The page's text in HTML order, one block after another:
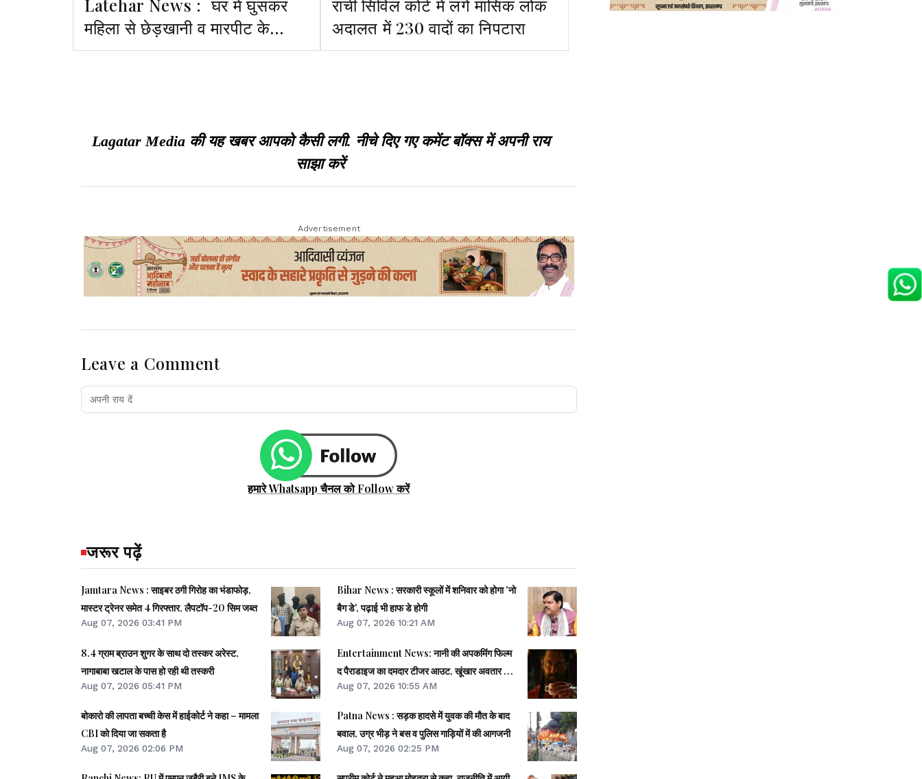
Latehar News : घर में घुसकर
महिला से छेड़खानी व मारपीट के
आरोप, SP से शिकायत
रांची सिविल कोर्ट में लगे मासिक लोक
अदालत में 230 वादों का निपटारा
Lagatar Media की यह खबर आपको कैसी लगी. नीचे दिए गए कमेंट बॉक्स में अपनी राय
साझा करें
Advertisement
Leave a Comment
हमारे Whatsapp चैनल को Follow करें
जरूर पढ़ें
Jamtara News : साइबर ठगी गिरोह का भंडाफोड़,
मास्टर ट्रेनर समेत 4 गिरफ्तार, लैपटॉप-20 सिम जब्त
Aug 07, 2026 03:41 PM
8.4 ग्राम ब्राउन शुगर के साथ दो तस्कर अरेस्ट,
नागाबाबा खटाल के पास हो रही थी तस्करी
Aug 07, 2026 05:41 PM
बोकारो की लापता बच्ची केस में हाईकोर्ट ने कहा – मामला
CBI को दिया जा सकता है
Aug 07, 2026 02:06 PM
Bihar News : सरकारी स्कूलों में शनिवार को होगा 'नो
बैग डे', पढ़ाई भी हाफ डे होगी
Aug 07, 2026 10:21 AM
Entertainment News: नानी की अपकमिंग फिल्म
द पैराडाइज का दमदार टीजर आउट, खूंखार अवतार में
नजर आए एक्टर
Aug 07, 2026 10:55 AM
Patna News : सड़क हादसे में युवक की मौत के बाद
बवाल, उग्र भीड़ ने बस व पुलिस गाड़ियों में की आगजनी
Aug 07, 2026 02:25 PM